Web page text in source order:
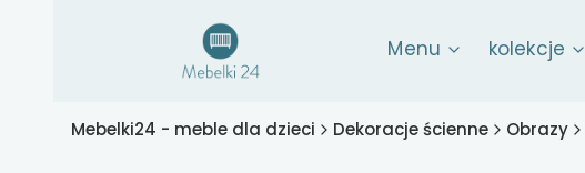
Menu kolekcje
Mebelki24 - meble dla dzieci Dekoracje ścienne Obrazy